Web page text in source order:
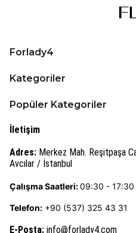
Forlady4
Kategoriler
Popüler Kategoriler
İletişim
Adres: Merkez Mah. Reşitpaşa
Avcılar / İstanbul
Çalışma Saatleri:09:30 - 17:30
Telefon: +90 (537) 325 43 31
E-Posta: info@forlady4.com